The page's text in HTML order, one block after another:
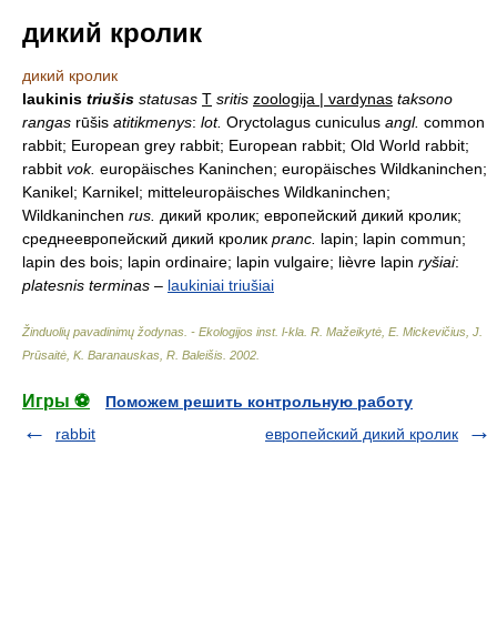
дикий кролик
дикий кролик
laukinis triušis statusas T sritis zoologija | vardynas taksono
rangas rūšis atitikmenys: lot. Oryctolagus cuniculus angl. common
rabbit; European grey rabbit; European rabbit; Old World rabbit;
rabbit vok. europäisches Kaninchen; europäisches Wildkaninchen;
Kanikel; Karnikel; mitteleuropäisches Wildkaninchen;
Wildkaninchen rus. дикий кролик; европейский дикий кролик;
среднеевропейский дикий кролик pranc. lapin; lapin commun;
lapin des bois; lapin ordinaire; lapin vulgaire; lièvre lapin ryšiai:
platesnis terminas – laukiniai triušiai
Žinduolių pavadinimų žodynas. - Ekologijos inst. l-kla R. Mažeikytė, E. Mickevičius, J.
Prūsaitė, K. Baranauskas, R. Baleišis 2002
Игры ⚽
Поможем решить контрольную работу
rabbit
европейский дикий кролик